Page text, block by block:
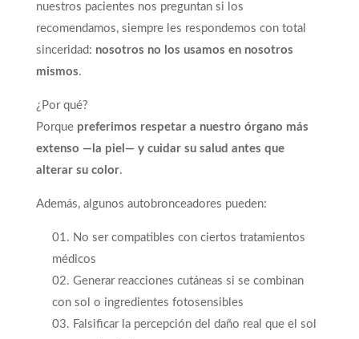
nuestros pacientes nos preguntan si los
recomendamos, siempre les respondemos con total
sinceridad: nosotros no los usamos en nosotros
mismos.
¿Por qué?
Porque preferimos respetar a nuestro órgano más
extenso —la piel— y cuidar su salud antes que
alterar su color.
Además, algunos autobronceadores pueden:
No ser compatibles con ciertos tratamientos
médicos
Generar reacciones cutáneas si se combinan
con sol o ingredientes fotosensibles
Falsificar la percepción del daño real que el sol